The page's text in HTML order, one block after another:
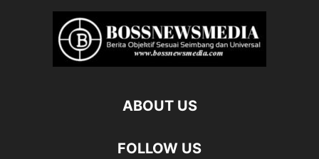
ABOUT US
FOLLOW US